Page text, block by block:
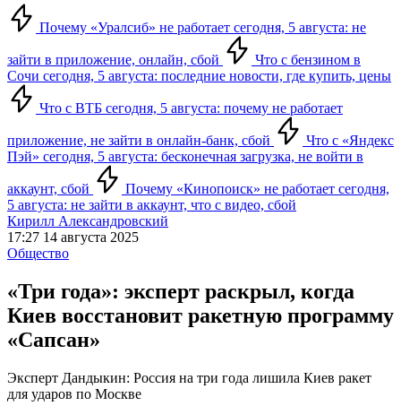
Почему «Уралсиб» не работает сегодня, 5 августа: не
зайти в приложение, онлайн, сбой
Что с бензином в
Сочи сегодня, 5 августа: последние новости, где купить, цены
Что с ВТБ сегодня, 5 августа: почему не работает
приложение, не зайти в онлайн-банк, сбой
Что с «Яндекс
Пэй» сегодня, 5 августа: бесконечная загрузка, не войти в
аккаунт, сбой
Почему «Кинопоиск» не работает сегодня,
5 августа: не зайти в аккаунт, что с видео, сбой
Кирилл Александровский
17:27 14 августа 2025
Общество
«Три года»: эксперт раскрыл, когда
Киев восстановит ракетную программу
«Сапсан»
Эксперт Дандыкин: Россия на три года лишила Киев ракет
для ударов по Москве